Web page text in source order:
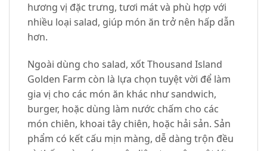
hương vị đặc trưng, tươi mát và phù hợp với
nhiều loại salad, giúp món ăn trở nên hấp dẫn
hơn.
Ngoài dùng cho salad, xốt Thousand Island
Golden Farm còn là lựa chọn tuyệt vời để làm
gia vị cho các món ăn khác như sandwich,
burger, hoặc dùng làm nước chấm cho các
món chiên, khoai tây chiên, hoặc hải sản. Sản
phẩm có kết cấu mịn màng, dễ dàng trộn đều